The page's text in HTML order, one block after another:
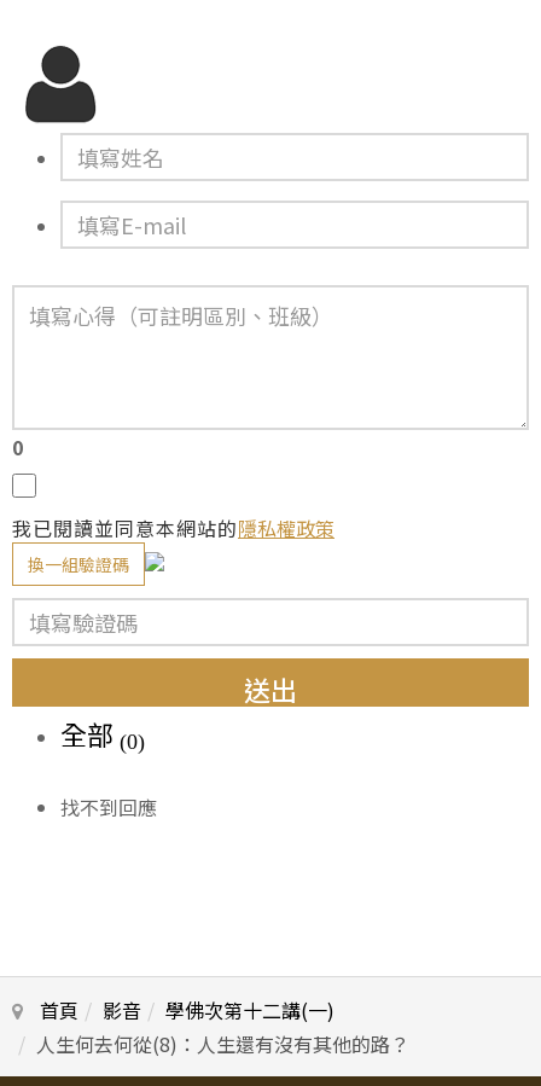
0
我已閱讀並同意本網站的隱私權政策
換一組驗證碼
送出
全部 (0)
找不到回應
首頁 影音
學佛次第十二講(一)
人生何去何從(8)：人生還有沒有其他的路？